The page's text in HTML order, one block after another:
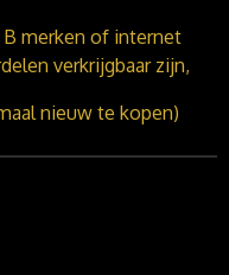
B merken of internet
verkrijgbaar zijn,
nieuw te kopen)